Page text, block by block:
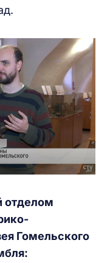
отделом
Гомельского